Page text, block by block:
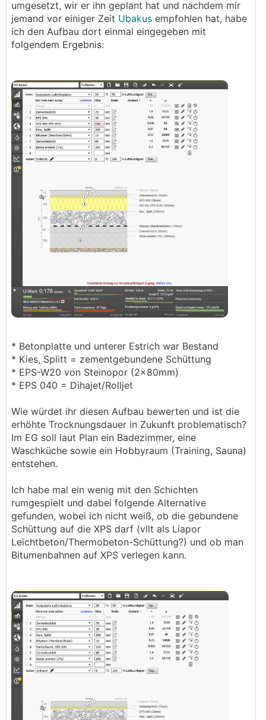
umgesetzt, wir er ihn geplant hat und nachdem mir
jemand vor einiger Zeit Ubakus empfohlen hat, habe
ich den Aufbau dort einmal eingegeben mit
folgendem Ergebnis:
* Betonplatte und unterer Estrich war Bestand
* Kies, Splitt = zementgebundene Schüttung
* EPS-W20 von Steinopor (2x80mm)
* EPS 040 = Dihajet/Rolljet
Wie würdet ihr diesen Aufbau bewerten und ist die
erhöhte Trocknungsdauer in Zukunft problematisch?
Im EG soll laut Plan ein Badezimmer, eine
Waschküche sowie ein Hobbyraum (Training, Sauna)
entstehen.
Ich habe mal ein wenig mit den Schichten
rumgespielt und dabei folgende Alternative
gefunden, wobei ich nicht weiß, ob die gebundene
Schüttung auf die XPS darf (vllt als Liapor
Leichtbeton/Thermobeton-Schüttung?) und ob man
Bitumenbahnen auf XPS verlegen kann.